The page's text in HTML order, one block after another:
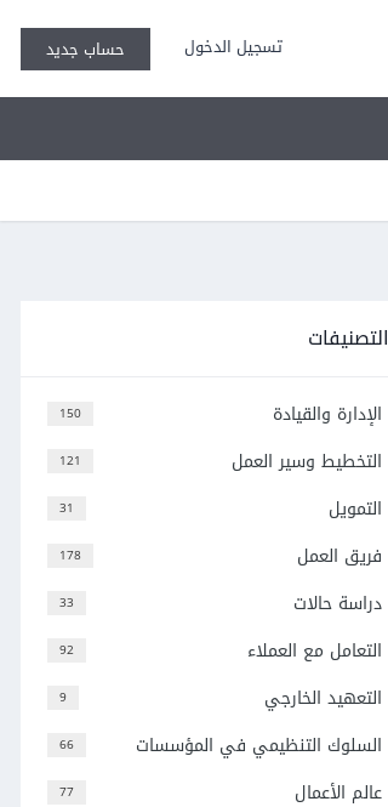
تسجيل الدخول حساب جديد
التصنيفات
150 الإدارة والقيادة
121 التخطيط وسير العمل
31 التمويل
178 فريق العمل
33 دراسة حالات
92 التعامل مع العملاء
9 التعهيد الخارجي
66 السلوك التنظيمي في المؤسسات
77 عالم الأعمال